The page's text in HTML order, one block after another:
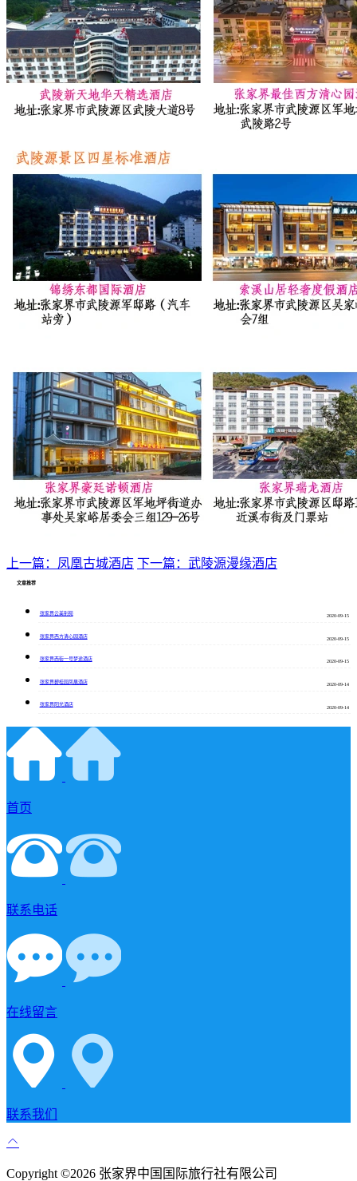
上一篇：凤凰古城酒店 下一篇：武陵源漫缘酒店
文章推荐
张家界云美别苑
2020-09-15
张家界西方清心园酒店
2020-09-15
张家界西街一号梦途酒店
2020-09-15
张家界碧桂园凤凰酒店
2020-09-14
张家界阳光酒店
2020-09-14
首页
联系电话
在线留言
联系我们
Copyright ©2026 张家界中国国际旅行社有限公司